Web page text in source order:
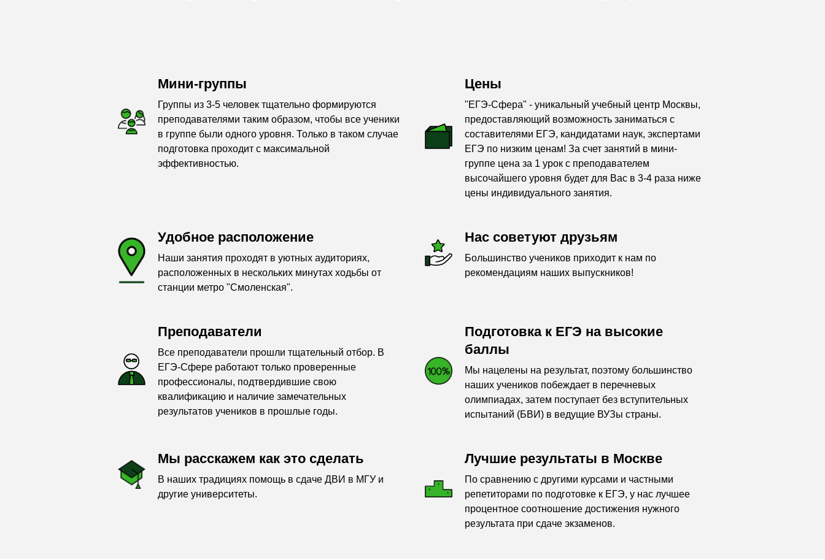
Мини-группы
Группы из 3-5 человек тщательно формируются
преподавателями таким образом, чтобы все ученики
в группе были одного уровня. Только в таком случае
подготовка проходит с максимальной
эффективностью.
Цены
"ЕГЭ-Сфера" - уникальный учебный центр Москвы,
предоставляющий возможность заниматься с
составителями ЕГЭ, кандидатами наук, экспертами
ЕГЭ по низким ценам! За счет занятий в мини-
группе цена за 1 урок с преподавателем
высочайшего уровня будет для Вас в 3-4 раза ниже
цены индивидуального занятия.
Удобное расположение
Наши занятия проходят в уютных аудиториях,
расположенных в нескольких минутах ходьбы от
станции метро "Смоленская".
Нас советуют друзьям
Большинство учеников приходит к нам по
рекомендациям наших выпускников!
Преподаватели
Все преподаватели прошли тщательный отбор. В
ЕГЭ-Сфере работают только проверенные
профессионалы, подтвердившие свою
квалификацию и наличие замечательных
результатов учеников в прошлые годы.
Подготовка к ЕГЭ на высокие
баллы
Мы нацелены на результат, поэтому большинство
наших учеников побеждает в перечневых
олимпиадах, затем поступает без вступительных
испытаний (БВИ) в ведущие ВУЗы страны.
Мы расскажем как это сделать
В наших традициях помощь в сдаче ДВИ в МГУ и
другие университеты.
Лучшие результаты в Москве
По сравнению с другими курсами и частными
репетиторами по подготовке к ЕГЭ, у нас лучшее
процентное соотношение достижения нужного
результата при сдаче экзаменов.